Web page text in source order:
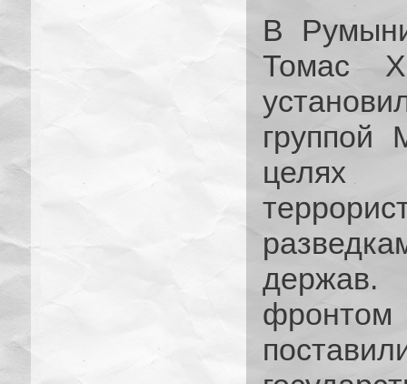
В
Томас
группой
фронтом